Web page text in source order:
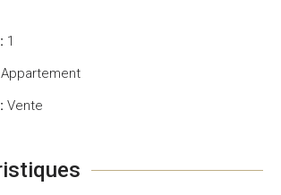
1
Appartement
Vente